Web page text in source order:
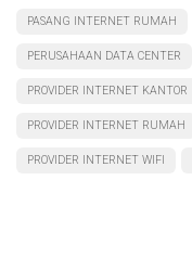
PASANG INTERNET RUMAH
PERUSAHAAN DATA CENTER
PROVIDER INTERNET KANTOR
PROVIDER INTERNET RUMAH
PROVIDER INTERNET WIFI